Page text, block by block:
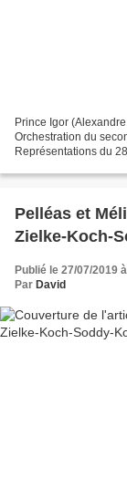
Prince Igor
Orchestration du
Représentations du
Pelléas et
Zielke-Koch-
Publié le 27/07/2019
Par David